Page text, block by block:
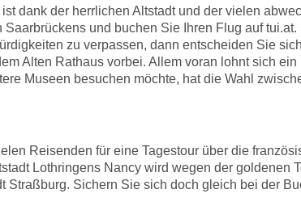
dank der herrlichen Altstadt und der vielen
und buchen Sie Ihren Flug auf
zu verpassen, dann entscheiden Sie
Alten Rathaus vorbei. Allem voran lohnt sich
Museen besuchen möchte, hat die Wahl
Reisenden für eine Tagestour über die
Lothringens Nancy wird wegen der
Straßburg. Sichern Sie sich doch gleich bei der